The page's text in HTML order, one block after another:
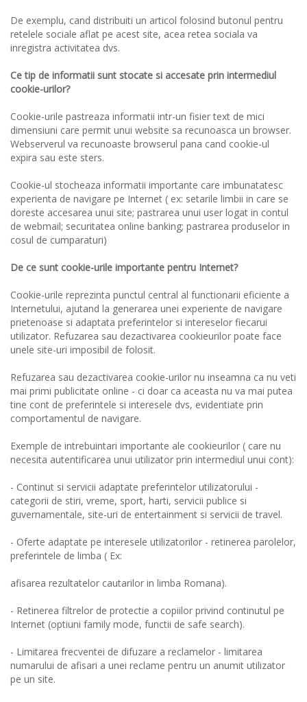
De exemplu, cand distribuiti un articol folosind butonul pentru
retelele sociale aflat pe acest site, acea retea sociala va
inregistra activitatea dvs.
Ce tip de informatii sunt stocate si accesate prin intermediul
cookie-urilor?
Cookie-urile pastreaza informatii intr-un fisier text de mici
dimensiuni care permit unui website sa recunoasca un browser.
Webserverul va recunoaste browserul pana cand cookie-ul
expira sau este sters.
Cookie-ul stocheaza informatii importante care imbunatatesc
experienta de navigare pe Internet ( ex: setarile limbii in care se
doreste accesarea unui site; pastrarea unui user logat in contul
de webmail; securitatea online banking; pastrarea produselor in
cosul de cumparaturi)
De ce sunt cookie-urile importante pentru Internet?
Cookie-urile reprezinta punctul central al functionarii eficiente a
Internetului, ajutand la generarea unei experiente de navigare
prietenoase si adaptata preferintelor si intereselor fiecarui
utilizator. Refuzarea sau dezactivarea cookieurilor poate face
unele site-uri imposibil de folosit.
Refuzarea sau dezactivarea cookie-urilor nu inseamna ca nu veti
mai primi publicitate online - ci doar ca aceasta nu va mai putea
tine cont de preferintele si interesele dvs, evidentiate prin
comportamentul de navigare.
Exemple de intrebuintari importante ale cookieurilor ( care nu
necesita autentificarea unui utilizator prin intermediul unui cont):
- Continut si servicii adaptate preferintelor utilizatorului -
categorii de stiri, vreme, sport, harti, servicii publice si
guvernamentale, site-uri de entertainment si servicii de travel.
- Oferte adaptate pe interesele utilizatorilor - retinerea parolelor,
preferintele de limba ( Ex:
afisarea rezultatelor cautarilor in limba Romana).
- Retinerea filtrelor de protectie a copiilor privind continutul pe
Internet (optiuni family mode, functii de safe search).
- Limitarea frecventei de difuzare a reclamelor - limitarea
numarului de afisari a unei reclame pentru un anumit utilizator
pe un site.